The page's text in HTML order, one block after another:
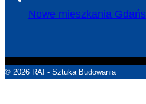
Nowe mieszkania
© 2026 RAI - Sztuka Budowania